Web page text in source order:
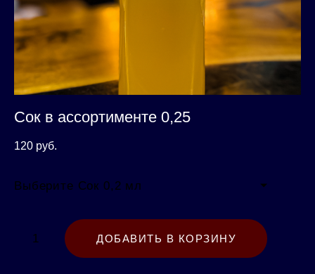
Сок в ассортименте 0,25
120 pуб.
Выберите Сок 0,2 мл
ДОБАВИТЬ В КОРЗИНУ